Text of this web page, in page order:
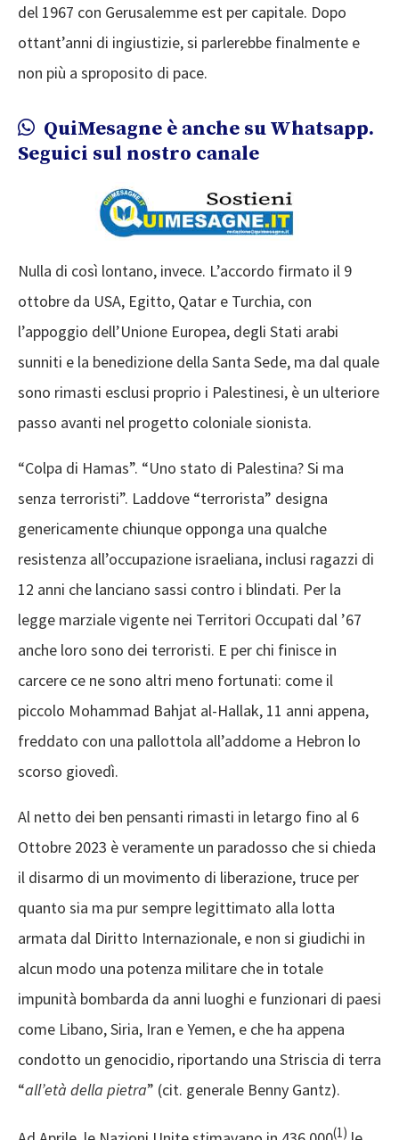
del 1967 con Gerusalemme est per capitale. Dopo
ottant’anni di ingiustizie, si parlerebbe finalmente e
non più a sproposito di pace.
QuiMesagne è anche su Whatsapp.
Seguici sul nostro canale
Nulla di così lontano, invece. L’accordo firmato il 9
ottobre da USA, Egitto, Qatar e Turchia, con
l’appoggio dell’Unione Europea, degli Stati arabi
sunniti e la benedizione della Santa Sede, ma dal quale
sono rimasti esclusi proprio i Palestinesi, è un ulteriore
passo avanti nel progetto coloniale sionista.
“Colpa di Hamas”. “Uno stato di Palestina? Si ma
senza terroristi”. Laddove “terrorista” designa
genericamente chiunque opponga una qualche
resistenza all’occupazione israeliana, inclusi ragazzi di
12 anni che lanciano sassi contro i blindati. Per la
legge marziale vigente nei Territori Occupati dal ’67
anche loro sono dei terroristi. E per chi finisce in
carcere ce ne sono altri meno fortunati: come il
piccolo Mohammad Bahjat al-Hallak, 11 anni appena,
freddato con una pallottola all’addome a Hebron lo
scorso giovedì.
Al netto dei ben pensanti rimasti in letargo fino al 6
Ottobre 2023 è veramente un paradosso che si chieda
il disarmo di un movimento di liberazione, truce per
quanto sia ma pur sempre legittimato alla lotta
armata dal Diritto Internazionale, e non si giudichi in
alcun modo una potenza militare che in totale
impunità bombarda da anni luoghi e funzionari di paesi
come Libano, Siria, Iran e Yemen, e che ha appena
condotto un genocidio, riportando una Striscia di terra
“all’età della pietra” (cit. generale Benny Gantz).
(1)